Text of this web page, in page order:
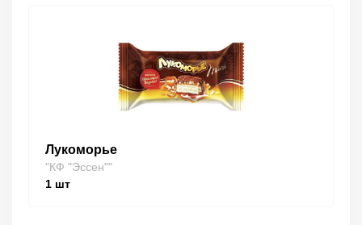
Лукоморье
"КФ "Эссен""
1 шт